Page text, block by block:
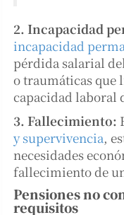
2. Incapacidad
incapacidad
pérdida salarial
o traumáticas
capacidad laboral
3. Fallecimiento:
y supervivencia,
necesidades
fallecimiento de
Pensiones no
requisitos